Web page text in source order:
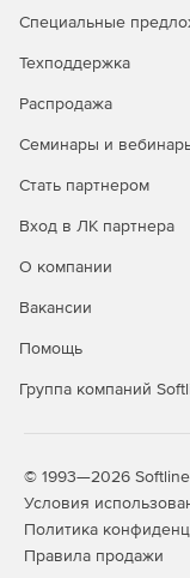
Специальные
Техподдержка
Распродажа
Семинары и
Стать партнером
Вход в ЛК партнера
О компании
Вакансии
Помощь
Группа компаний
© 1993—2026 Softline
Условия
Политика
Правила продажи